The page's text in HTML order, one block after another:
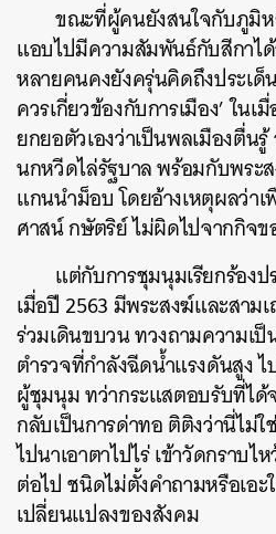
ขณะที่ผู้คนยังสนใจกับภูมิ
แอบไปมีความสัมพันธ์กับสีกาได้
หลายคนคงยังครุ่นคิดถึงประเด็
ควรเกี่ยวข้องกับการเมือง’ ในเ
ยกยอตัวเองว่าเป็นพลเมืองตื่น
นกหวีดไล่รัฐบาล พร้อมกับพร
แกนนำม็อบ โดยอ้างเหตุผลว่า
ศาสน์ กษัตริย์ ไม่ผิดไปจากกิจ
แต่กับการชุมนุมเรียกร้อง
เมื่อปี 2563 มีพระสงฆ์และสา
ร่วมเดินขบวน ทวงถามความเ
ตำรวจที่กำลังฉีดน้ำแรงดันสูง
ผู้ชุมนุม ทว่ากระแสตอบรับที่ได้
กลับเป็นการด่าทอ ติติงว่านี่ไม่ใ
ไปนาเอาตาไปไร่ เข้าวัดกราบ
ต่อไป ชนิดไม่ตั้งคำถามหรือเอ
เปลี่ยนแปลงของสังคม